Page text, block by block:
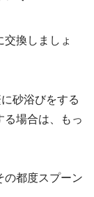
換しましょ
砂浴びをする
る場合は、もっ
の都度スプーン